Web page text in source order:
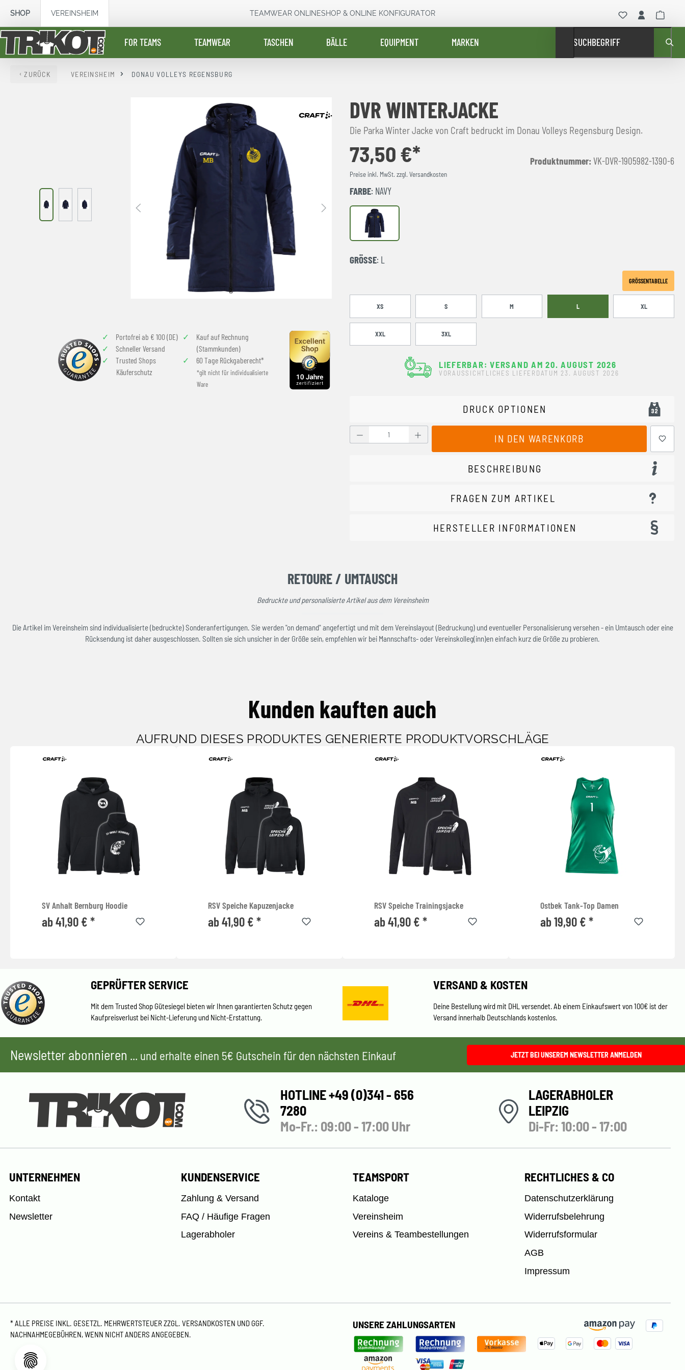
Zur Hauptnavigation springen
SHOP VEREINSHEIM TEAMWEAR ONLINESHOP & ONLINE KONFIGURATOR
FOR TEAMS TEAMWEAR TASCHEN BÄLLE EQUIPMENT MARKEN SUCHBEGRIFF
ZURÜCK VEREINSHEIM DONAU VOLLEYS REGENSBURG
Portofrei ab € 100 (DE)
Schneller Versand
Trusted Shops
Käuferschutz
Kauf auf Rechnung
(Stammkunden)
60 Tage Rückgaberecht*
*gilt nicht für individualisierte
Ware
DVR WINTERJACKE
Die Parka Winter Jacke von Craft bedruckt im Donau Volleys Regensburg Design.
73,50 €*
Preise inkl. MwSt. zzgl. Versandkosten
Produktnummer: VK-DVR-1905982-1390-6
FARBE: NAVY
Navy
GRÖSSE : L
GRÖSSENTABELLE
XS S M L XL
XXL 3XL
LIEFERBAR: VERSAND AM 20. AUGUST 2026
VORAUSSICHTLICHES LIEFERDATUM 23. AUGUST 2026
DRUCK OPTIONEN
Produkt Anzahl: Gib den gewünschten Wert ein oder benutze die Schaltflächen
IN DEN WARENKORB
BESCHREIBUNG
FRAGEN ZUM ARTIKEL
HERSTELLER INFORMATIONEN
RETOURE / UMTAUSCH
Bedruckte und personalisierte Artikel aus dem Vereinsheim
Die Artikel im Vereinsheim sind individualisierte (bedruckte) Sonderanfertigungen. Sie werden "on demand" angefertigt und mit dem Vereinslayout (Bedruckung) und eventueller Personalisierung versehen - ein Umtausch oder eine
Rücksendung ist daher ausgeschlossen. Sollten sie sich unsicher in der Größe sein, empfehlen wir bei Mannschafts- oder Vereinskolleg(inn)en einfach kurz die Größe zu probieren.
Kunden kauften auch
AUFRUND DIESES PRODUKTES GENERIERTE PRODUKTVORSCHLÄGE
SV Anhalt Bernburg Hoodie
ab 41,90 € *
RSV Speiche Kapuzenjacke
ab 41,90 € *
RSV Speiche Trainingsjacke
ab 41,90 € *
Ostbek Tank-Top Damen
ab 19,90 € *
GEPRÜFTER SERVICE
Mit dem Trusted Shop Gütesiegel bieten wir Ihnen garantierten Schutz gegen
Kaufpreisverlust bei Nicht-Lieferung und Nicht-Erstattung.
VERSAND & KOSTEN
Deine Bestellung wird mit DHL versendet. Ab einem Einkaufswert von 100€ ist der
Versand innerhalb Deutschlands kostenlos.
Newsletter abonnieren ... und erhalte einen 5€ Gutschein für den nächsten Einkauf JETZT BEI UNSEREM NEWSLETTER ANMELDEN
HOTLINE +49 (0)341 - 656
7280
Mo-Fr.: 09:00 - 17:00 Uhr
LAGERABHOLER
LEIPZIG
Di-Fr: 10:00 - 17:00
UNTERNEHMEN
Kontakt
Newsletter
KUNDENSERVICE
Zahlung & Versand
FAQ / Häufige Fragen
Lagerabholer
TEAMSPORT
Kataloge
Vereinsheim
Vereins & Teambestellungen
RECHTLICHES & CO
Datenschutzerklärung
Widerrufsbelehrung
Widerrufsformular
AGB
Impressum
* ALLE PREISE INKL. GESETZL. MEHRWERTSTEUER ZZGL. VERSANDKOSTEN UND GGF.
NACHNAHMEGEBÜHREN, WENN NICHT ANDERS ANGEGEBEN.
UNSERE ZAHLUNGSARTEN